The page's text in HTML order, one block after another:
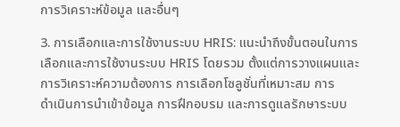
การวิเคราะห์ข้อมูล และอื่นๆ
3. การเลือกและการใช้งานระบบ HRIS: แนะนำถึงขั้นตอนในการ
เลือกและการใช้งานระบบ HRIS โดยรวม ตั้งแต่การวางแผนและ
การวิเคราะห์ความต้องการ การเลือกโซลูชั่นที่เหมาะสม การ
ดำเนินการนำเข้าข้อมูล การฝึกอบรม และการดูแลรักษาระบบ